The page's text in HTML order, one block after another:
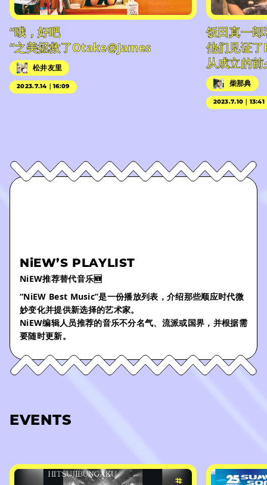
“哦，好吧
“之美拯救了Otake@James
松井友里
2023.7.14｜16:09
饭田真一
他们见证
从成立的
柴那典
2023.7.10｜13:41
NiEW’S PLAYLIST
NiEW推荐替代音乐🆕
“NiEW Best Music”是一份播放列表，介绍那些顺应时代微
妙变化并提供新选择的艺术家。
NiEW编辑人员推荐的音乐不分名气、流派或国界，并根据需
要随时更新。
EVENTS